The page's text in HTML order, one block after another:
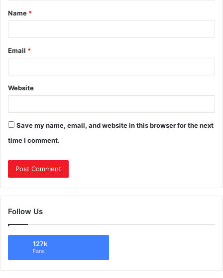
Name *
Email *
Website
Save my name, email, and website in this browser for the next
time I comment.
Follow Us
127k
Fans